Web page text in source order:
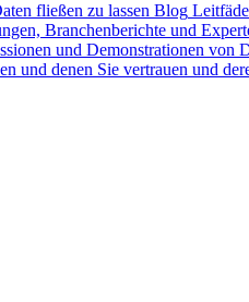
fließen zu lassen Blog
Branchenberichte und
und Demonstrationen von
und denen Sie vertrauen und